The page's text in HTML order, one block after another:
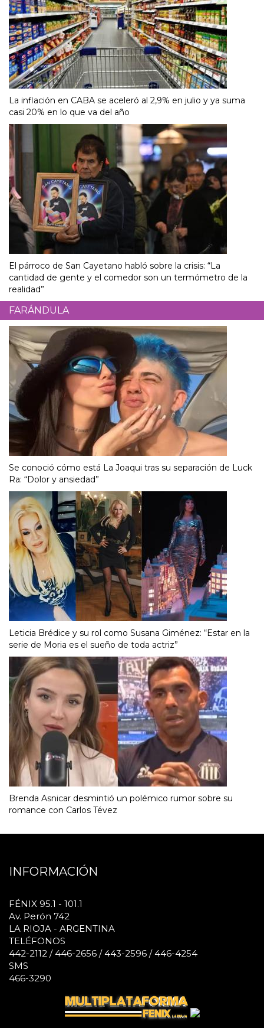
La inflación en CABA se aceleró al 2,9% en julio y ya suma
casi 20% en lo que va del año
El párroco de San Cayetano habló sobre la crisis: “La
cantidad de gente y el comedor son un termómetro de la
realidad”
FARÁNDULA
Se conoció cómo está La Joaqui tras su separación de Luck
Ra: “Dolor y ansiedad”
Leticia Brédice y su rol como Susana Giménez: “Estar en la
serie de Moria es el sueño de toda actriz”
Brenda Asnicar desmintió un polémico rumor sobre su
romance con Carlos Tévez
INFORMACIÓN
FÉNIX 95.1 - 101.1
Av. Perón 742
LA RIOJA - ARGENTINA
TELÉFONOS
442-2112 / 446-2656 / 443-2596 / 446-4254
SMS
466-3290